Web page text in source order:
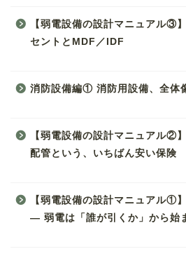
【弱電設備の設計マニュアル③
セントとMDF／IDF
消防設備編① 消防用設備、全体
【弱電設備の設計マニュアル②
配管という、いちばん安い保険
【弱電設備の設計マニュアル①
― 弱電は「誰が引くか」から始